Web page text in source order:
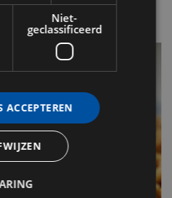
(tea time & diner – reserveren
Niet-
geclassificeerd
ACCEPTEREN